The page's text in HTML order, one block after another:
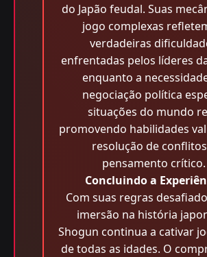
do Japão feudal. Suas
jogo complexas
verdadeiras
enfrentadas pelos líderes
enquanto a
negociação política
situações do mundo
promovendo habilidades
resolução de
pensamento crítico.
Concluindo a
Com suas regras
imersão na história
Shogun continua a cativar
de todas as idades. O